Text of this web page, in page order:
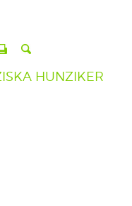
HUNZIKER